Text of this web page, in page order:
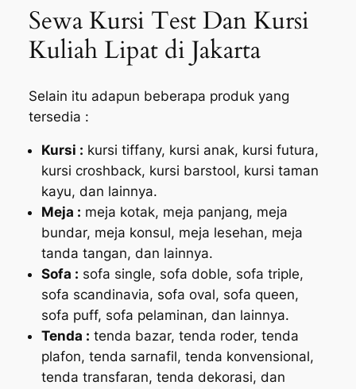
Sewa Kursi Test Dan Kursi
Kuliah Lipat di Jakarta
Selain itu adapun beberapa produk yang
tersedia :
Kursi : kursi tiffany, kursi anak, kursi futura,
kursi croshback, kursi barstool, kursi taman
kayu, dan lainnya.
Meja : meja kotak, meja panjang, meja
bundar, meja konsul, meja lesehan, meja
tanda tangan, dan lainnya.
Sofa : sofa single, sofa doble, sofa triple,
sofa scandinavia, sofa oval, sofa queen,
sofa puff, sofa pelaminan, dan lainnya.
Tenda : tenda bazar, tenda roder, tenda
plafon, tenda sarnafil, tenda konvensional,
tenda transfaran, tenda dekorasi, dan